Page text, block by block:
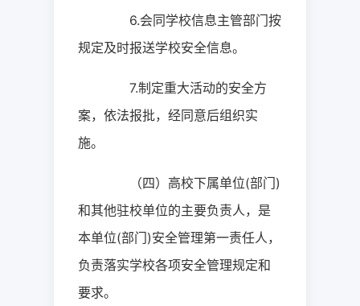
6.会同学校信息主管部门按
规定及时报送学校安全信息。
7.制定重大活动的安全方
案，依法报批，经同意后组织实
施。
（四）高校下属单位(部门)
和其他驻校单位的主要负责人，是
本单位(部门)安全管理第一责任人，
负责落实学校各项安全管理规定和
要求。